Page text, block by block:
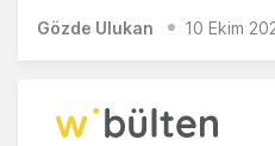
Gözde Ulukan 10 Ekim